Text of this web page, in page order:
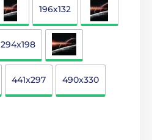
196x132
294x198
441x297 490x330